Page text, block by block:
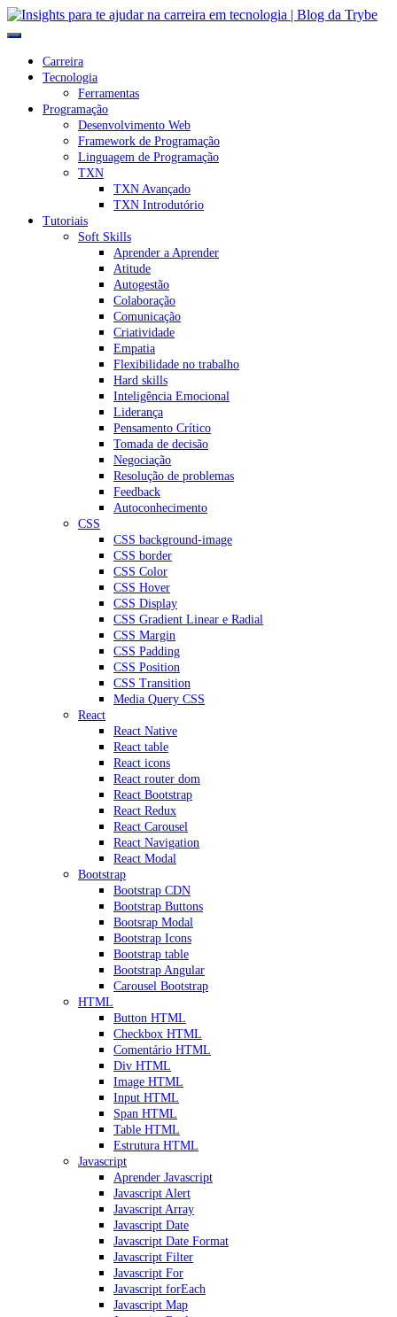
Carreira
Tecnologia
Ferramentas
Programação
Desenvolvimento Web
Framework de Programação
Linguagem de Programação
TXN
TXN Avançado
TXN Introdutório
Tutoriais
Soft Skills
Aprender a Aprender
Atitude
Autogestão
Colaboração
Comunicação
Criatividade
Empatia
Flexibilidade no trabalho
Hard skills
Inteligência Emocional
Liderança
Pensamento Crítico
Tomada de decisão
Negociação
Resolução de problemas
Feedback
Autoconhecimento
CSS
CSS background-image
CSS border
CSS Color
CSS Hover
CSS Display
CSS Gradient Linear e Radial
CSS Margin
CSS Padding
CSS Position
CSS Transition
Media Query CSS
React
React Native
React table
React icons
React router dom
React Bootstrap
React Redux
React Carousel
React Navigation
React Modal
Bootstrap
Bootstrap CDN
Bootstrap Buttons
Bootsrap Modal
Bootstrap Icons
Bootstrap table
Bootstrap Angular
Carousel Bootstrap
HTML
Button HTML
Checkbox HTML
Comentário HTML
Div HTML
Image HTML
Input HTML
Span HTML
Table HTML
Estrutura HTML
Javascript
Aprender Javascript
Javascript Alert
Javascript Array
Javascript Date
Javascript Date Format
Javascript Filter
Javascript For
Javascript forEach
Javascript Map